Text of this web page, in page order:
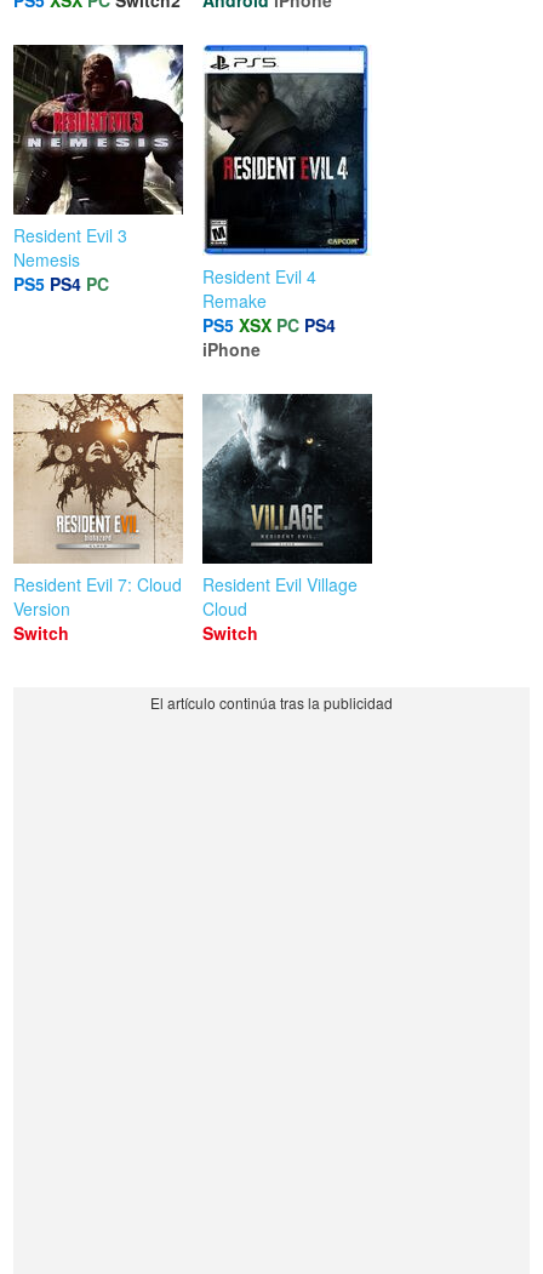
Resident Evil 3
Nemesis
PS5 PS4 PC
Resident Evil 4
Remake
PS5 XSX PC PS4
iPhone
Resident Evil 7: Cloud
Version
Switch
Resident Evil Village
Cloud
Switch